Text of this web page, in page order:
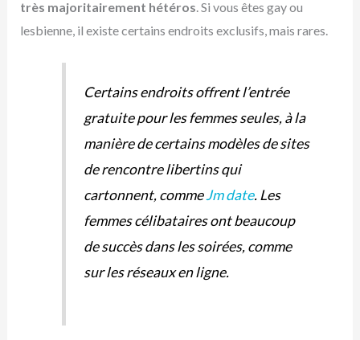
très majoritairement hétéros. Si vous êtes gay ou
lesbienne, il existe certains endroits exclusifs, mais rares.
Certains endroits offrent l’entrée
gratuite pour les femmes seules, à la
manière de certains modèles de sites
de rencontre libertins qui
cartonnent, commeJm date. Les
femmes célibataires ont beaucoup
de succès dans les soirées, comme
sur les réseaux en ligne.